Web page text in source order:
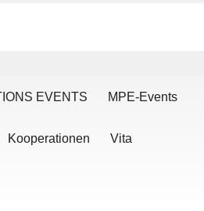
EVENTS MPE-Events
Kooperationen Vita